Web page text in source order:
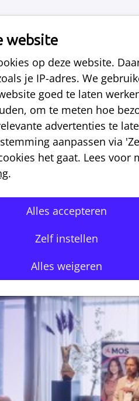
website
op deze website.
je IP-adres. We
goed te laten
om te meten hoe
advertenties te
aanpassen via
het gaat. Lees voor
.
Alles accepteren
Zelf instellen
Alles weigeren
van ontwerp tot follow-up
tot follow-up
vereniging of